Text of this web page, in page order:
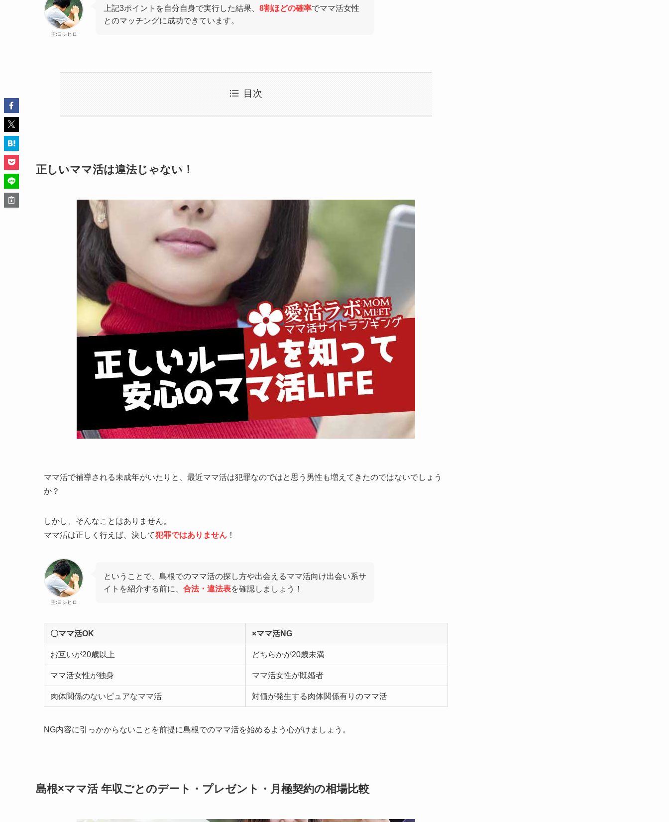
主:ヨシヒロ
上記3ポイントを自分自身で実行した結果、 8割ほどの確率でママ活女性
とのマッチングに成功できています。
目次
正しいママ活は違法じゃない！
ママ活で補導される未成年がいたりと、最近ママ活は犯罪なのではと思う男性も増えてきたのではないでしょう
か？
しかし、そんなことはありません。
ママ活は正しく行えば、決して犯罪ではありません ！
主:ヨシヒロ
ということで、島根でのママ活の探し方や出会えるママ活向け出会い系サ
イトを紹介する前に、 合法・違法表を確認しましょう！
〇ママ活OK ×ママ活NG
お互いが20歳以上 どちらかが20歳未満
ママ活女性が独身 ママ活女性が既婚者
肉体関係のないピュアなママ活 対価が発生する肉体関係有りのママ活
NG内容に引っかからないことを前提に島根でのママ活を始めるよう心がけましょう。
島根×ママ活 年収ごとのデート・プレゼント・月極契約の相場比較